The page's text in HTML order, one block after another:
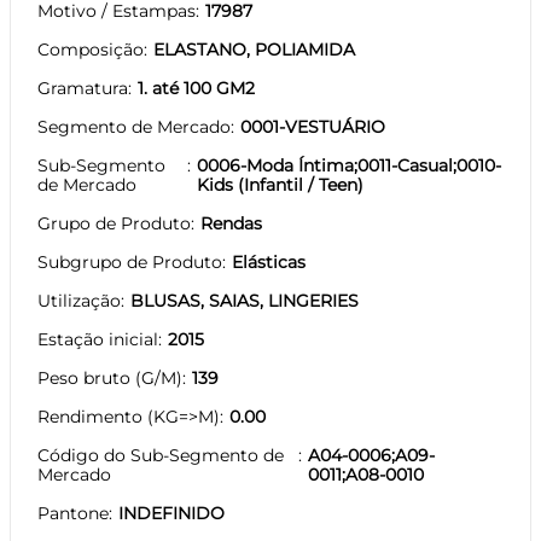
Motivo / Estampas 17987
Composição ELASTANO, POLIAMIDA
Gramatura 1. até 100 GM2
Segmento de Mercado 0001-VESTUÁRIO
Sub-Segmento
de Mercado
0006-Moda Íntima;0011-Casual;0010-
Kids (Infantil / Teen)
Grupo de Produto Rendas
Subgrupo de Produto Elásticas
Utilização BLUSAS, SAIAS, LINGERIES
Estação inicial 2015
Peso bruto (G/M) 139
Rendimento (KG=>M) 0.00
Código do Sub-Segmento de
Mercado
A04-0006;A09-
0011;A08-0010
Pantone INDEFINIDO